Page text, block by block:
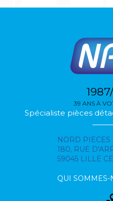
39 ANS À
Spécialiste pièces
NORD PIECES
180, RUE
59045 LILLE
QUI SOMMES-